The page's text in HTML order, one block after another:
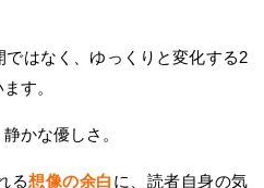
はなく、ゆっくりと変化する2
す。
かな優しさ。
る想像の余白 に、読者自身の気